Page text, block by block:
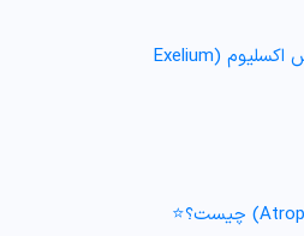
🎯آشنایی با بونوس اکسلیوم (Exelium